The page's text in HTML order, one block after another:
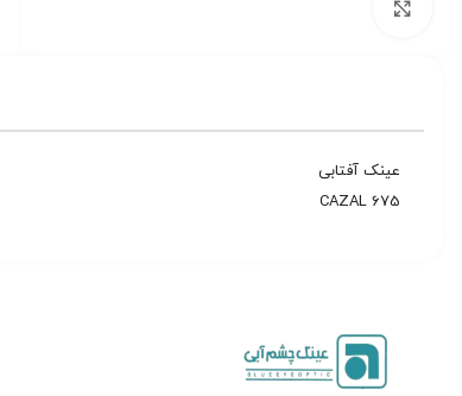
عینک آفتابی
CAZAL 675